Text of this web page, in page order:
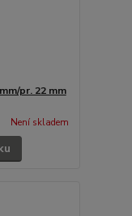
pr. 22 mm
Není skladem